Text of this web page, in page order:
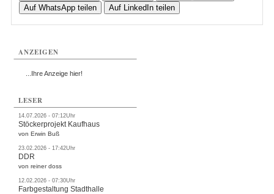
Auf WhatsApp teilen
Auf LinkedIn teilen
ANZEIGEN
...Ihre Anzeige hier!
LESER
14.07.2026 - 07:12Uhr
Stöckerprojekt Kaufhaus
von Erwin Buß
23.02.2026 - 17:42Uhr
DDR
von reiner doss
12.02.2026 - 07:30Uhr
Farbgestaltung Stadthalle